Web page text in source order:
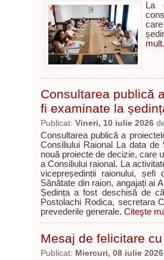
La
Consultarea publică
fi examinate la
Publicat: Vineri, 10 iulie 2026
Consultarea publică a
Consiliului Raional La data
nouă proiecte de decizie, care
a Consiliului raional. La
vicepreședinții raionului,
Sănătate din raion, angajați ai
Ședința a fost deschisă de
Postolachi Rodica, secretara
prevederile generale. Citeşte
Mesaj de felicitare
Publicat: Miercuri, 08 iulie 2026